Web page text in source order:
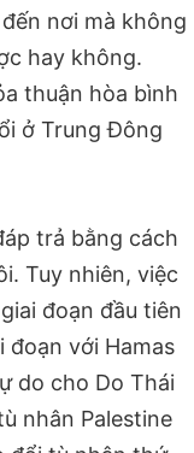
nơi mà không
hay không.
thuận hòa bình
ở Trung Đông
trả bằng cách
Tuy nhiên, việc
đoạn đầu tiên
đoạn với Hamas
do cho Do Thái
nhân Palestine